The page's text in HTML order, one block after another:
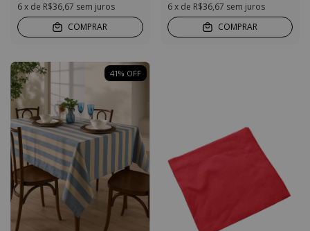
6x de R$36,67 sem juros
COMPRAR
6 x de R$36,67 sem juros
COMPRAR
41% OFF